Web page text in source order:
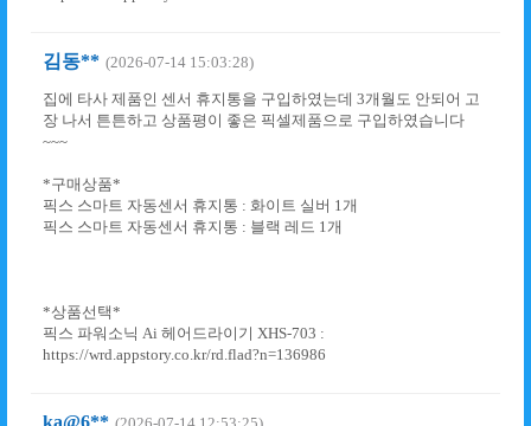
김동** (2026-07-14 15:03:28)
집에 타사 제품인 센서 휴지통을 구입하였는데 3개월도 안되어 고
장 나서 튼튼하고 상품평이 좋은 픽셀제품으로 구입하였습니다
~~~
*구매상품*
픽스 스마트 자동센서 휴지통 : 화이트 실버 1개
픽스 스마트 자동센서 휴지통 : 블랙 레드 1개
*상품선택*
픽스 파워소닉 Ai 헤어드라이기 XHS-703 :
https://wrd.appstory.co.kr/rd.flad?n=136986
ka@6**